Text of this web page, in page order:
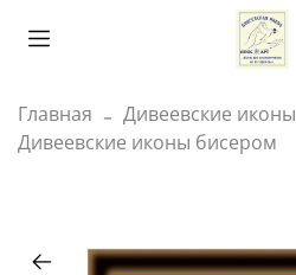
Главная
Дивеевские иконы
Дивеевские иконы бисером